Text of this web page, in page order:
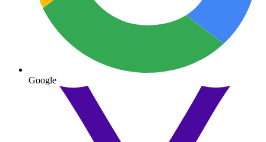
Google